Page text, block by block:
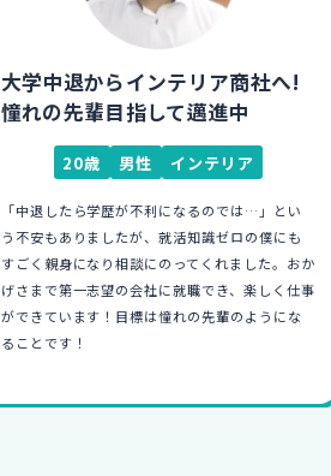
残業100時間から定時退社！
"好き"を仕事にし活躍中
25歳 女性 食器
前職を6か月で退職したため「今度こそは自分に
合ったところを見つけたい！」と強く思い相談
に行きました。相談では"自分の強み"に気づけ
たのが印象的でした！その結果、自分に合っ
た"好き"を活かせる仕事に就くことができ、毎日
が充実しています！